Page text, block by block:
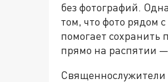
без фотографий.
том, что фото рядом
помогает сохранить
прямо на распятии —